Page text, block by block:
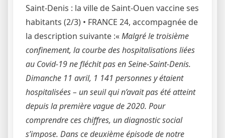
Saint-Denis : la ville de Saint-Ouen vaccine ses
habitants (2/3) • FRANCE 24, accompagnée de
la description suivante :«Malgré le troisième
confinement, la courbe des hospitalisations liées
au Covid-19​ ne fléchit pas en Seine-Saint-Denis​.
Dimanche 11 avril, 1 141 personnes y étaient
hospitalisées – un seuil qui n’avait pas été atteint
depuis la première vague de 2020. Pour
comprendre ces chiffres, un diagnostic​ social
s’impose. Dans ce deuxième épisode de notre